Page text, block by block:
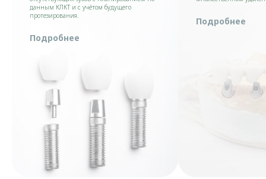
данным КЛКТ и с учётом будущего
протезирования.
Подробнее
Подробнее